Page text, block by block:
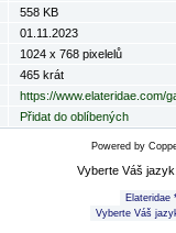
558 KB
01.11.2023
1024 x 768 pixelelů
465 krát
https://www.elateridae.com/
Přidat do oblíbených
Powered by
Vyberte Váš jazyk: